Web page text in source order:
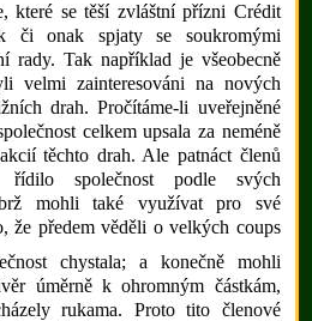
které se těší zvláštní přízni Crédit
či onak spjaty se soukromými
rady. Tak například je všeobecně
velmi zainteresováni na nových
drah. Pročítáme-li uveřejněné
celkem upsala za neméně
těchto drah. Ale patnáct členů
řídilo společnost podle svých
mohli také využívat pro své
že předem věděli o velkých coups
chystala; a konečně mohli
úměrně k ohromným částkám,
rukama. Proto tito členové